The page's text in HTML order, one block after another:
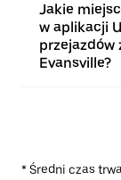
Jakie
w aplikacji
przejazdów
Evansville?
* Średni czas